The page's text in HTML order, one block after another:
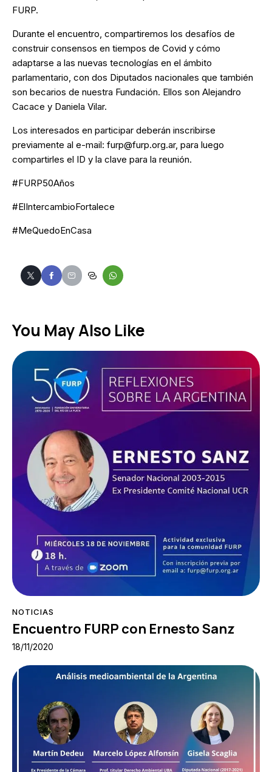
FURP.
Durante el encuentro, compartiremos los desafíos de
construir consensos en tiempos de Covid y cómo
adaptarse a las nuevas tecnologías en el ámbito
parlamentario, con dos Diputados nacionales que también
son becarios de nuestra Fundación. Ellos son Alejandro
Cacace y Daniela Vilar.
Los interesados en participar deberán inscribirse
previamente al e-mail: furp@furp.org.ar, para luego
compartirles el ID y la clave para la reunión.
#FURP50Años
#ElIntercambioFortalece
#MeQuedoEnCasa
You May Also Like
NOTICIAS
Encuentro FURP con Ernesto Sanz
18/11/2020